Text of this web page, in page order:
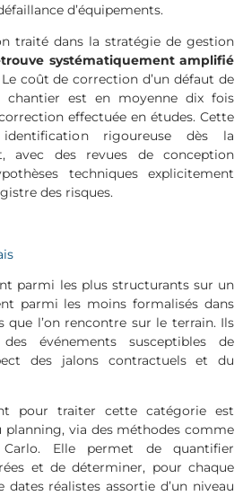
d’équipements.
traité dans la stratégie de gestion
systématiquement amplifié
coût de correction d’un défaut de
chantier est en moyenne dix fois
effectuée en études. Cette
rigoureuse dès la
avec des revues de conception
techniques explicitement
des risques.
parmi les plus structurants sur un
parmi les moins formalisés dans
que l’on rencontre sur le terrain. Ils
des événements susceptibles de
des jalons contractuels et du
pour traiter cette catégorie est
planning, via des méthodes comme
Elle permet de quantifier
et de déterminer, pour chaque
réalistes assortie d’un niveau